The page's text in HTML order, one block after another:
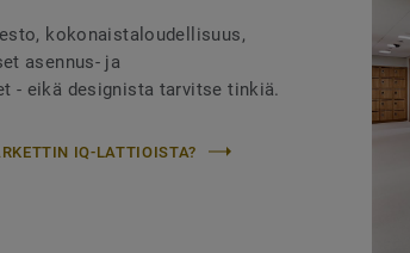
kokonaistaloudellisuus,
asennus- ja
- eikä designista tarvitse tinkiä.
IQ-LATTIOISTA?